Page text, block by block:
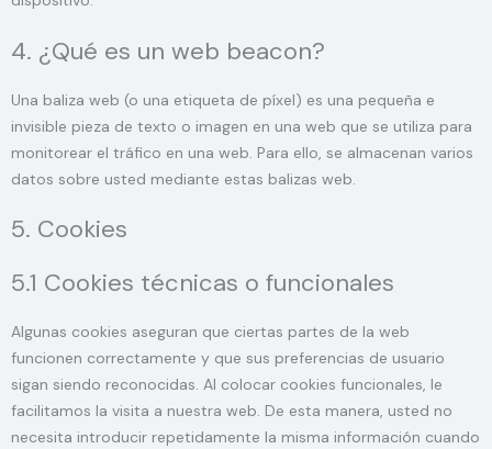
4. ¿Qué es un web beacon?
Una baliza web (o una etiqueta de píxel) es una pequeña e
invisible pieza de texto o imagen en una web que se utiliza para
monitorear el tráfico en una web. Para ello, se almacenan varios
datos sobre usted mediante estas balizas web.
5. Cookies
5.1 Cookies técnicas o funcionales
Algunas cookies aseguran que ciertas partes de la web
funcionen correctamente y que sus preferencias de usuario
sigan siendo reconocidas. Al colocar cookies funcionales, le
facilitamos la visita a nuestra web. De esta manera, usted no
necesita introducir repetidamente la misma información cuando